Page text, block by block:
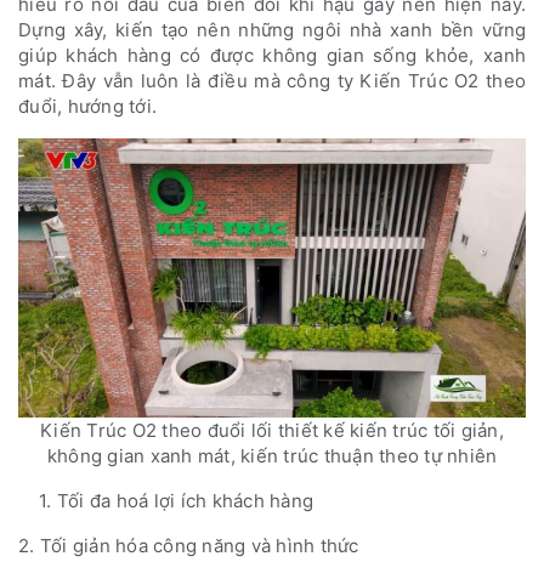
Dựng xây, kiến tạo nên những ngôi nhà xanh bền vững
giúp khách hàng có được không gian sống khỏe, xanh
mát. Đây vẫn luôn là điều mà công ty Kiến Trúc O2 theo
đuổi, hướng tới.
Kiến Trúc O2 theo đuổi lối thiết kế kiến trúc tối giản,
không gian xanh mát, kiến trúc thuận theo tự nhiên
1. Tối đa hoá lợi ích khách hàng
2. Tối giản hóa công năng và hình thức